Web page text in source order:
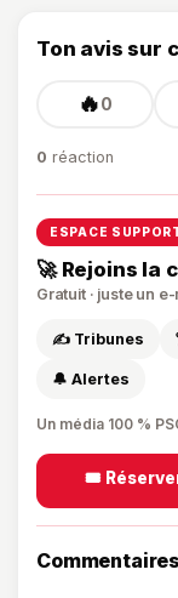
Ton avis sur
🔥0
0 réaction
ESPACE
🚀 Rejoins la
Gratuit · juste un
✍️ Tribunes
🔔 Alertes
Un média 100 %
🎟️
Commentaires